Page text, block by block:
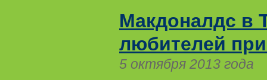
Макдоналдс в
любителей
5 октября 2013 года